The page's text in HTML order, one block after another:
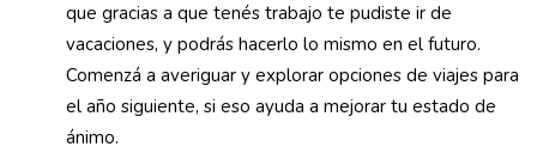
que gracias a que tenés trabajo te pudiste ir de
vacaciones, y podrás hacerlo lo mismo en el futuro.
Comenzá a averiguar y explorar opciones de viajes para
el año siguiente, si eso ayuda a mejorar tu estado de
ánimo.